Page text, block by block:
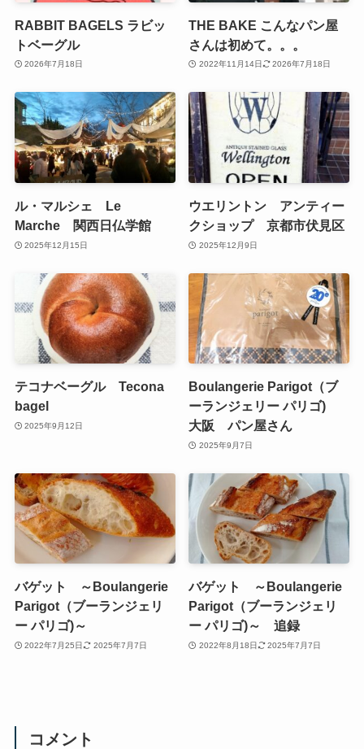
RABBIT BAGELS ラビッ
トベーグル
2026年7月18日
THE BAKE こんなパン屋
さんは初めて。。。
2022年11月14日 2026年7月18日
ル・マルシェ Le
Marche 関西日仏学館
2025年12月15日
ウエリントン アンティー
クショップ 京都市伏見区
2025年12月9日
テコナベーグル Tecona
bagel
2025年9月12日
Boulangerie Parigot（ブ
ーランジェリー パリゴ)
大阪 パン屋さん
2025年9月7日
バゲット ～Boulangerie
Parigot（ブーランジェリ
ー パリゴ)～
2022年7月25日 2025年7月7日
バゲット ～Boulangerie
Parigot（ブーランジェリ
ー パリゴ)～ 追録
2022年8月18日 2025年7月7日
コメント